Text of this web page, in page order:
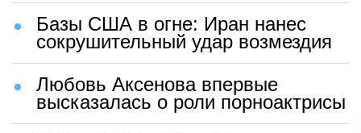
Базы США в огне: Иран нанес
сокрушительный удар возмездия
Любовь Аксенова впервые
высказалась о роли порноактрисы